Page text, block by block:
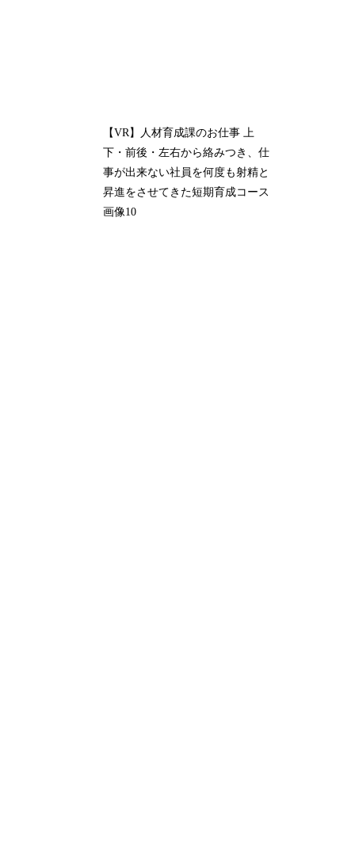
【VR】人材育成課のお仕事 上
下・前後・左右から絡みつき、仕
事が出来ない社員を何度も射精と
昇進をさせてきた短期育成コース
画像10